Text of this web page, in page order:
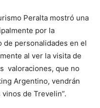
Peralta mostró una
por la
de personalidades en el
al ver la visita de
valoraciones, que no
Argentino, vendrán
de Trevelin”.